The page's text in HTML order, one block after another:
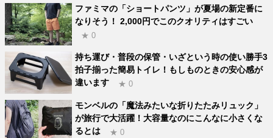
ファミマの「ショートパンツ」が夏場の新定番に
なりそう！ 2,000円でこのクオリティはすごい
★ 0
持ち運び・普段の保管・いざという時の使い勝手3
拍子揃った簡易トイレ！もしものときの安心感が
違います
★ 0
モンベルの「魔法みたいな折りたたみリュック」
が旅行で大活躍！大容量なのにこんなに小さくな
るとは
★ 0